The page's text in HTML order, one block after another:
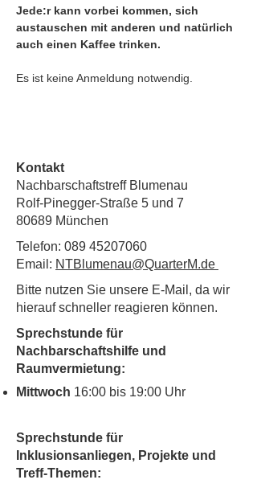
Jede:r kann vorbei kommen, sich
austauschen mit anderen und natürlich
auch einen Kaffee trinken.
Es ist keine Anmeldung notwendig.
Kontakt
Nachbarschaftstreff Blumenau
Rolf-Pinegger-Straße 5 und 7
80689 München
Telefon: 089 45207060
Email: NTBlumenau@QuarterM.de
Bitte nutzen Sie unsere E-Mail, da wir
hierauf schneller reagieren können.
Sprechstunde für
Nachbarschaftshilfe und
Raumvermietung:
Mittwoch 16:00 bis 19:00 Uhr
Sprechstunde für
Inklusionsanliegen, Projekte und
Treff-Themen: